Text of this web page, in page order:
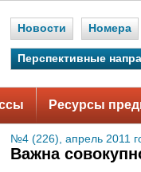
Новости Номера
Перспективные
Ресурсы
№4 (226), апрель 2011
Важна